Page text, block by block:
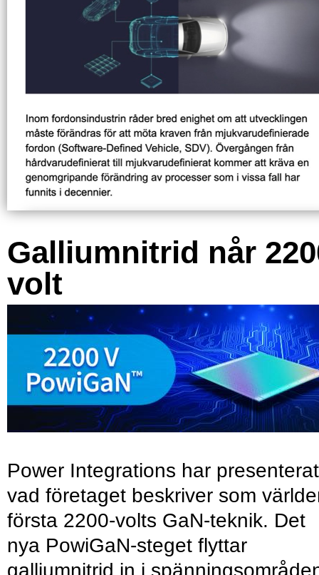
Galliumnitrid når
volt
Power Integrations har presenterat
vad företaget beskriver som
första 2200-volts GaN-teknik. Det
nya PowiGaN-steget flyttar